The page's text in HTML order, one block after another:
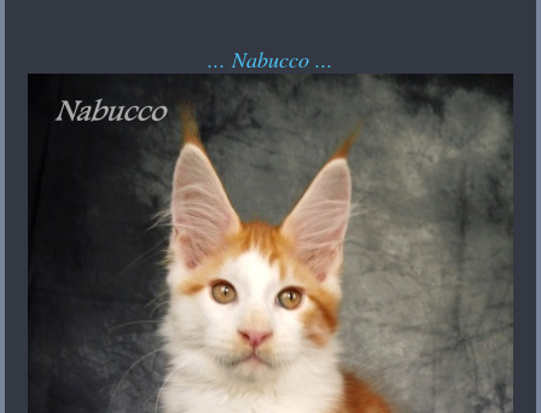
... Nabucco ...